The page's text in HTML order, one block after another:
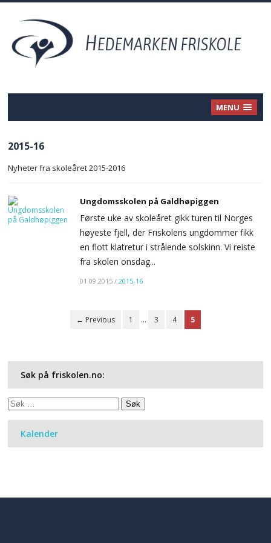
MENU
2015-16
Nyheter fra skoleåret 2015-2016
Ungdomsskolen på Galdhøpiggen
Første uke av skoleåret gikk turen til Norges
høyeste fjell, der Friskolens ungdommer fikk
en flott klatretur i strålende solskinn. Vi reiste
fra skolen onsdag...
01.09.2015 /2015-16
← Previous 1 … 3 4 5
Søk på friskolen.no:
Søk
Kalender